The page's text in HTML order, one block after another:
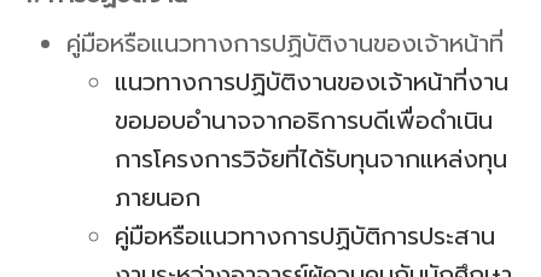
คู่มือหรือแนวทางการปฏิบัติงานของเจ้าหน้าที่
แนวทางการปฏิบัติงานของเจ้าหน้าที่งาน
ขอมอบอำนาจจากอธิการบดีเพื่อดำเนิน
การโครงการวิจัยที่ได้รับทุนจากแหล่งทุน
ภายนอก
คู่มือหรือแนวทางการปฏิบัติการประสาน